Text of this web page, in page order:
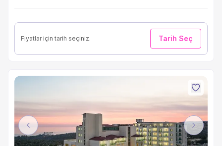
Fiyatlar için tarih seçiniz. Tarih Seç
Previous Next